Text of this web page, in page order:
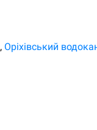
Оріхівський